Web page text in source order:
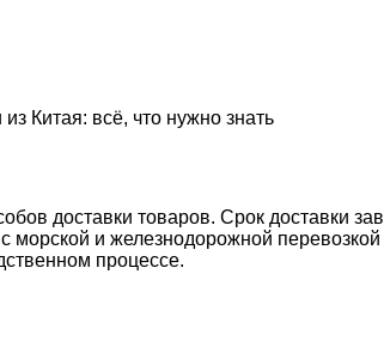
доставки товаров. Срок доставки
и железнодорожной
процессе.